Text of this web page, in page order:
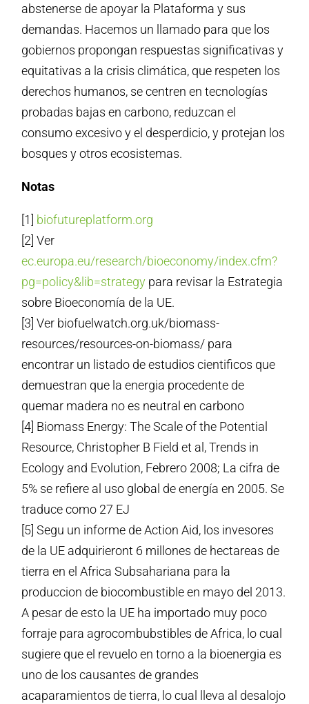
abstenerse de apoyar la Plataforma y sus
demandas. Hacemos un llamado para que los
gobiernos propongan respuestas significativas y
equitativas a la crisis climática, que respeten los
derechos humanos, se centren en tecnologías
probadas bajas en carbono, reduzcan el
consumo excesivo y el desperdicio, y protejan los
bosques y otros ecosistemas.
Notas
[1] biofutureplatform.org
[2] Ver
ec.europa.eu/research/bioeconomy/index.cfm?
pg=policy&lib=strategy para revisar la Estrategia
sobre Bioeconomía de la UE.
[3] Ver biofuelwatch.org.uk/biomass-
resources/resources-on-biomass/ para
encontrar un listado de estudios cientificos que
demuestran que la energia procedente de
quemar madera no es neutral en carbono
[4] Biomass Energy: The Scale of the Potential
Resource, Christopher B Field et al, Trends in
Ecology and Evolution, Febrero 2008; La cifra de
5% se refiere al uso global de energía en 2005. Se
traduce como 27 EJ
[5] Segu un informe de Action Aid, los invesores
de la UE adquirieront 6 millones de hectareas de
tierra en el Africa Subsahariana para la
produccion de biocombustible en mayo del 2013.
A pesar de esto la UE ha importado muy poco
forraje para agrocombubstibles de Africa, lo cual
sugiere que el revuelo en torno a la bioenergia es
uno de los causantes de grandes
acaparamientos de tierra, lo cual lleva al desalojo